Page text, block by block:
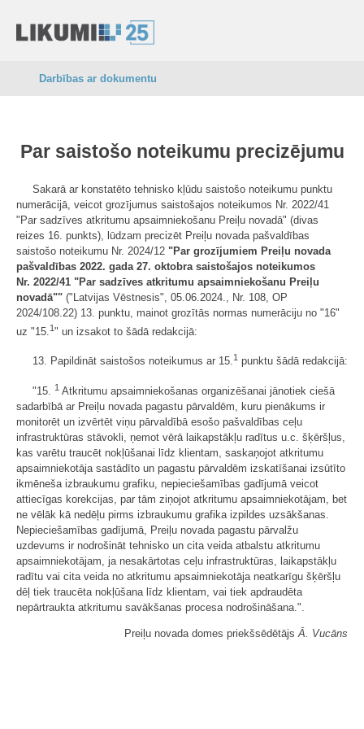
Darbības ar dokumentu
Par saistošo noteikumu precizējumu
Sakarā ar konstatēto tehnisko kļūdu saistošo noteikumu punktu
numerācijā, veicot grozījumus saistošajos noteikumos Nr. 2022/41
"Par sadzīves atkritumu apsaimniekošanu Preiļu novadā" (divas
reizes 16. punkts), lūdzam precizēt Preiļu novada pašvaldības
saistošo noteikumu Nr. 2024/12 "Par grozījumiem Preiļu novada
pašvaldības 2022. gada 27. oktobra saistošajos noteikumos
Nr. 2022/41 "Par sadzīves atkritumu apsaimniekošanu Preiļu
novadā"" ("Latvijas Vēstnesis", 05.06.2024., Nr. 108, OP
2024/108.22) 13. punktu, mainot grozītās normas numerāciju no "16"
uz "15.1" un izsakot to šādā redakcijā:
13. Papildināt saistošos noteikumus ar 15.1 punktu šādā redakcijā:
"15. 1 Atkritumu apsaimniekošanas organizēšanai jānotiek ciešā
sadarbībā ar Preiļu novada pagastu pārvaldēm, kuru pienākums ir
monitorēt un izvērtēt viņu pārvaldībā esošo pašvaldības ceļu
infrastruktūras stāvokli, ņemot vērā laikapstākļu radītus u.c. šķēršļus,
kas varētu traucēt nokļūšanai līdz klientam, saskaņojot atkritumu
apsaimniekotāja sastādīto un pagastu pārvaldēm izskatīšanai izsūtīto
ikmēneša izbraukumu grafiku, nepieciešamības gadījumā veicot
attiecīgas korekcijas, par tām ziņojot atkritumu apsaimniekotājam, bet
ne vēlāk kā nedēļu pirms izbraukumu grafika izpildes uzsākšanas.
Nepieciešamības gadījumā, Preiļu novada pagastu pārvalžu
uzdevums ir nodrošināt tehnisko un cita veida atbalstu atkritumu
apsaimniekotājam, ja nesakārtotas ceļu infrastruktūras, laikapstākļu
radītu vai cita veida no atkritumu apsaimniekotāja neatkarīgu šķēršļu
dēļ tiek traucēta nokļūšana līdz klientam, vai tiek apdraudēta
nepārtraukta atkritumu savākšanas procesa nodrošināšana.".
Preiļu novada domes priekšsēdētājs Ā. Vucāns